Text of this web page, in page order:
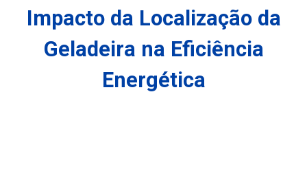
Impacto da Localização da
Geladeira na Eficiência
Energética